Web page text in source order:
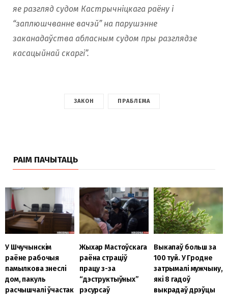
яе разгляд судом Кастрычніцкага раёну і
“заплюшчванне вачэй” на парушэнне
заканадаўства абласным судом пры разглядзе
касацыйнай скаргі”.
ЗАКОН ПРАБЛЕМА
РАІМ ПАЧЫТАЦЬ
У Шчучынскім
раёне рабочыя
памылкова знеслі
дом, пакуль
расчышчалі ўчастак
Жыхар Мастоўскага
раёна страціў
працу з-за
“дэструктыўных”
рэсурсаў
Выкапаў больш за
100 туй. У Гродне
затрымалі мужчыну,
які 8 гадоў
выкрадаў дрэўцы